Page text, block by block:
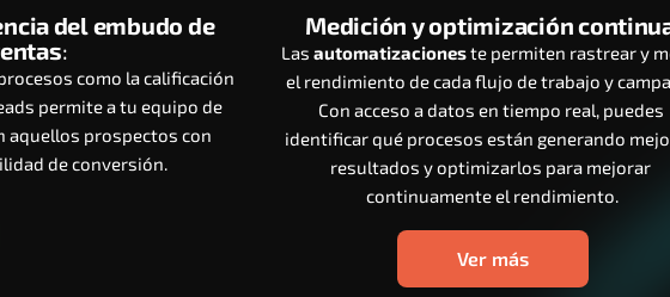
del embudo de
:
como la calificación
permite a tu equipo de
aquellos prospectos con
de conversión.
Medición y optimización
Las automatizaciones te permiten rastrear y
el rendimiento de cada flujo de trabajo y
Con acceso a datos en tiempo real, puedes
identificar qué procesos están generando
resultados y optimizarlos para mejorar
continuamente el rendimiento.
Ver más